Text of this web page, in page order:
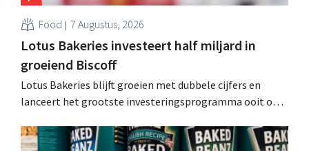
Food 7 Augustus, 2026
Lotus Bakeries investeert half miljard in
groeiend Biscoff
Lotus Bakeries blijft groeien met dubbele cijfers en
lanceert het grootste investeringsprogramma ooit om
moeten dit momentum grijpen”.